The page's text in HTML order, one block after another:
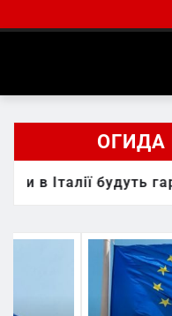
ОГИДА
гарячими через